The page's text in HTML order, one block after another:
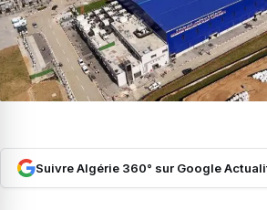
Suivre Algérie 360° sur Google